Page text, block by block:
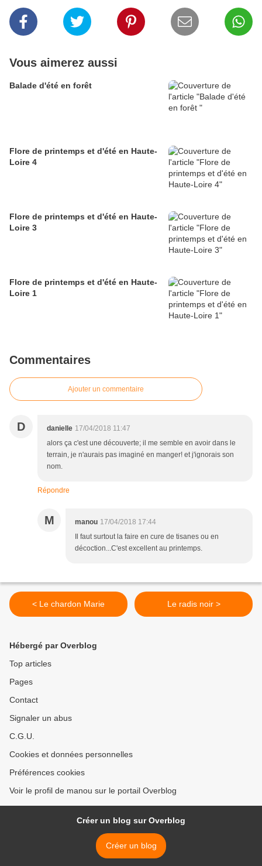
Vous aimerez aussi
Balade d'été en forêt
Flore de printemps et d'été en Haute-
Loire 4
Flore de printemps et d'été en Haute-
Loire 3
Flore de printemps et d'été en Haute-
Loire 1
Commentaires
Ajouter un commentaire
D danielle 17/04/2018 11:47
alors ça c'est une découverte; il me semble en avoir dans le
terrain, je n'aurais pas imaginé en manger! et j'ignorais son
nom.
Répondre
M manou 17/04/2018 17:44
Il faut surtout la faire en cure de tisanes ou en
décoction...C'est excellent au printemps.
< Le chardon Marie Le radis noir >
Hébergé par Overblog
Top articles
Pages
Contact
Signaler un abus
C.G.U.
Cookies et données personnelles
Préférences cookies
Voir le profil de manou sur le portail Overblog
Créer un blog sur Overblog
Créer un blog